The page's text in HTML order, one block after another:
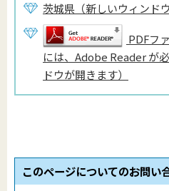
茨城県（新しいウィンド
PDFフ
には、Adobe Reader が
ドウが開きます）
このページについてのお問い